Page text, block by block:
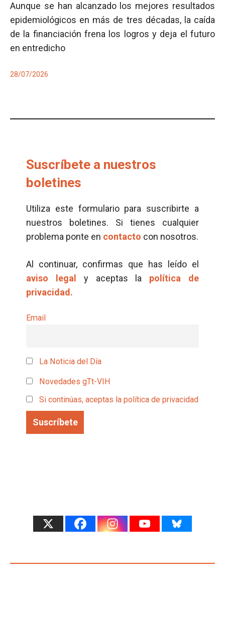
Aunque se han alcanzado los mejores resultados
epidemiológicos en más de tres décadas, la caída
de la financiación frena los logros y deja el futuro
en entredicho
28/07/2026
Suscríbete a nuestros
boletines
Utiliza este formulario para suscribirte a
nuestros boletines. Si tienes cualquier
problema ponte en contacto con nosotros.
Al continuar, confirmas que has leído el
aviso legal
y aceptas la política de
privacidad.
Email
La Noticia del Día
Novedades gTt-VIH
Si continúas, aceptas la política de privacidad